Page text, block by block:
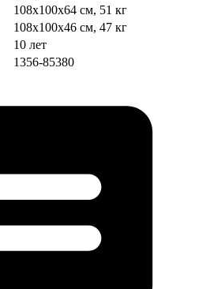
108х100х64 см, 51 кг
108х100х46 см, 47 кг
10 лет
1356-85380